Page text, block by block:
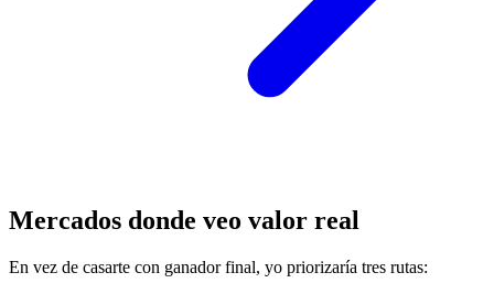
Mercados donde veo valor real
En vez de casarte con ganador final, yo priorizaría tres rutas: